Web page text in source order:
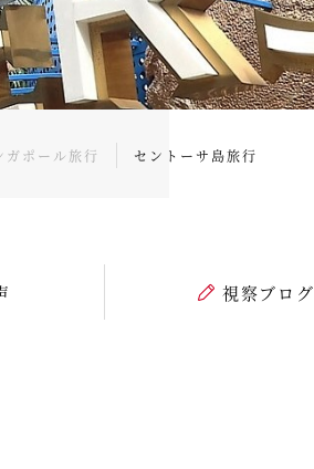
ガポール旅行 セントーサ島旅行
視察ブログ